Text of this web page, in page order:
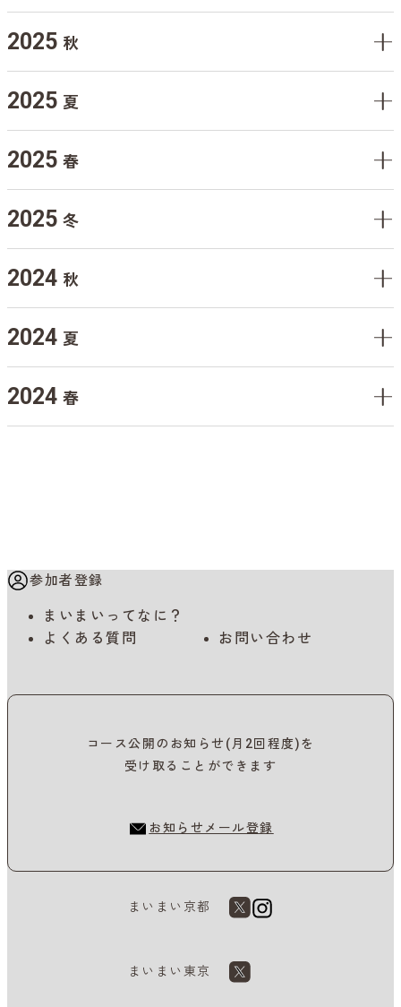
2025 秋
2025 夏
2025 春
2025 冬
2024 秋
2024 夏
2024 春
参加者登録
まいまいってなに？
よくある質問
お問い合わせ
コース公開のお知らせ(月2回程度)を
受け取ることができます
お知らせメール登録
まいまい京都
まいまい東京